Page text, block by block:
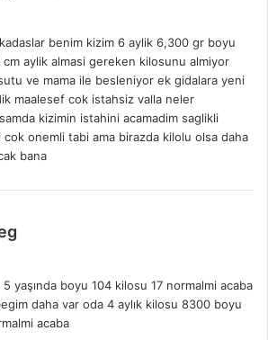
i
k
i
benim kizim 6 aylik 6,300 gr boyu
cm aylik almasi gereken kilosunu almiyor
ve mama ile besleniyor ek gidalara yeni
maalesef cok istahsiz valla neler
kizimin istahini acamadim saglikli
cok onemli tabi ama birazda kilolu olsa daha
bana
i
k
i
yaşında boyu 104 kilosu 17 normalmi acaba
daha var oda 4 aylık kilosu 8300 boyu
acaba